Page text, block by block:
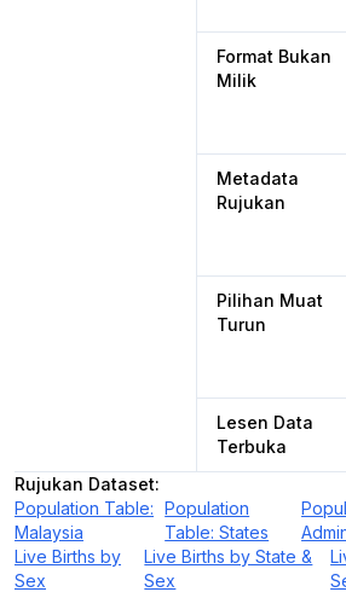
Format Bukan
Milik
Metadata
Rujukan
Pilihan Muat
Turun
Lesen Data
Terbuka
Rujukan Dataset:
Population Table:
Malaysia
Population
Table: States
Live Births by
Sex
Live Births by State &
Sex